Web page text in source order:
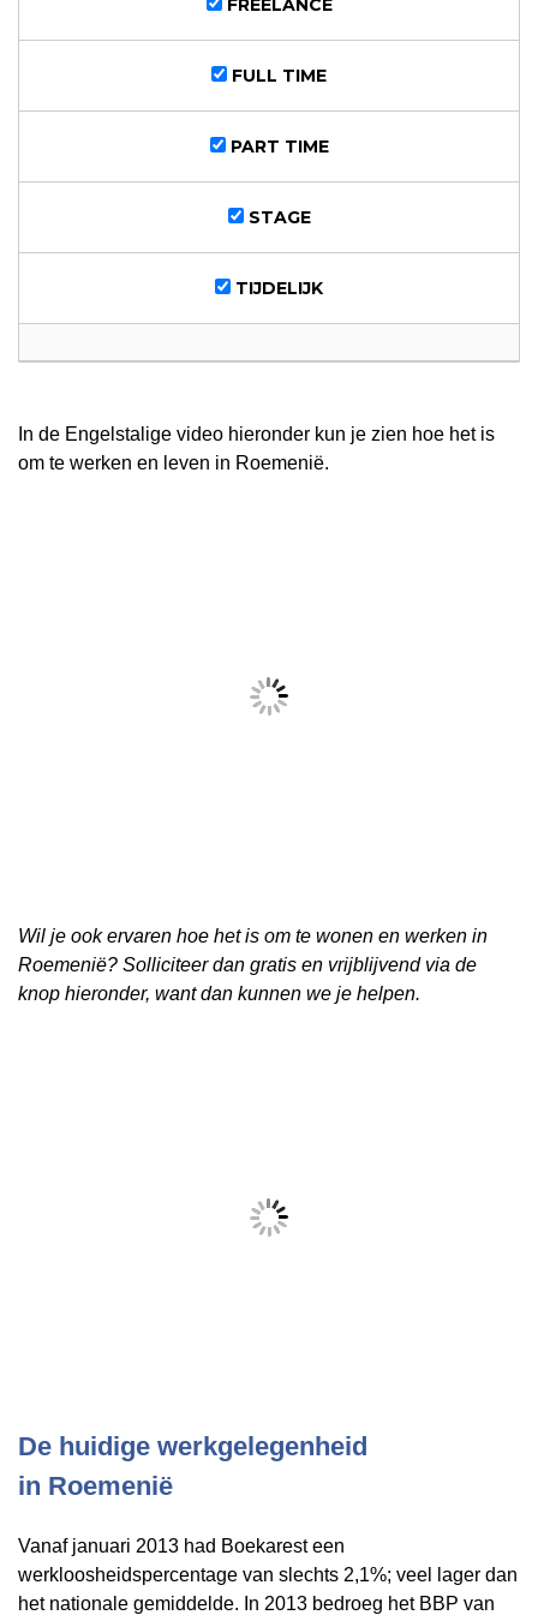
FREELANCE
FULL TIME
PART TIME
STAGE
TIJDELIJK
In de Engelstalige video hieronder kun je zien hoe het is
om te werken en leven in Roemenië.
Wil je ook ervaren hoe het is om te wonen en werken in
Roemenië? Solliciteer dan gratis en vrijblijvend via de
knop hieronder, want dan kunnen we je helpen.
De huidige werkgelegenheid
in Roemenië
Vanaf januari 2013 had Boekarest een
werkloosheidspercentage van slechts 2,1%; veel lager dan
het nationale gemiddelde. In 2013 bedroeg het BBP van